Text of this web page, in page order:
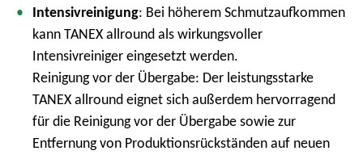
Intensivreinigung: Bei höherem Schmutzaufkommen
kann TANEX allround als wirkungsvoller
Intensivreiniger eingesetzt werden.
Reinigung vor der Übergabe: Der leistungsstarke
TANEX allround eignet sich außerdem hervorragend
für die Reinigung vor der Übergabe sowie zur
Entfernung von Produktionsrückständen auf neuen